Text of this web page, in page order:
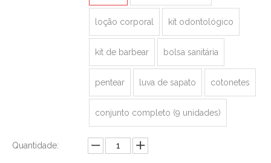
loção corporal kit odontológico
kit de barbear bolsa sanitária
pentear luva de sapato cotonetes
conjunto completo (9 unidades)
Quantidade: